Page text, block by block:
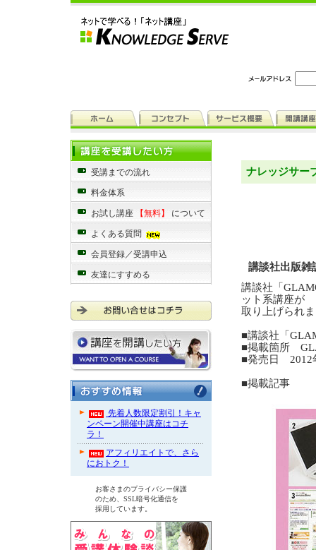
受講までの流れ
料金体系
お試し講座 【無料】 について
よくある質問
会員登録／受講申込
友達にすすめる
先着人数限定割引！キャ
ンペーン開催中講座はコチ
ラ！
アフィリエイトで、さら
におトク！
お客さまのプライバシー保護
のため、SSL暗号化通信を
採用しています。
ナレッジサー
講談社出版雑
講談社「
ット系講座が
取り上げられ
■講談社「
■掲載箇所
■発売日 2012
■掲載記事